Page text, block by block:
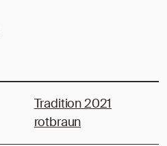
Tradition 2021
rotbraun